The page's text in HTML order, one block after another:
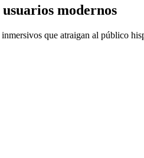
modernos
que atraigan al público